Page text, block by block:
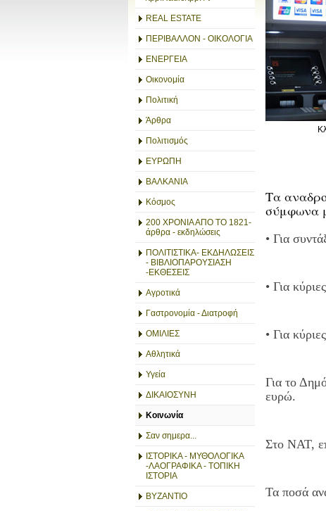
REAL ESTATE
ΠΕΡΙΒΑΛΛΟΝ - ΟΙΚΟΛΟΓΙΑ
ΕΝΕΡΓΕΙΑ
Οικονομία
Πολιτική
Άρθρα
Πολιτισμός
ΕΥΡΩΠΗ
ΒΑΛΚΑΝΙΑ
Κόσμος
200 ΧΡΟΝΙΑ ΑΠΟ ΤΟ 1821-
άρθρα - εκδηλώσεις
ΠΟΛΙΤΙΣΤΙΚΑ- ΕΚΔΗΛΩΣΕΙΣ
- ΒΙΒΛΙΟΠΑΡΟΥΣΙΑΣΗ
-ΕΚΘΕΣΕΙΣ
Αγροτικά
Γαστρονομία - Διατροφή
ΟΜΙΛΙΕΣ
Αθλητικά
Υγεία
ΔΙΚΑΙΟΣΥΝΗ
Κοινωνία
Σαν σημερα...
ΙΣΤΟΡΙΚΑ - ΜΥΘΟΛΟΓΙΚΑ
-ΛΑΟΓΡΑΦΙΚΑ - ΤΟΠΙΚΗ
ΙΣΤΟΡΙΑ
ΒΥΖΑΝΤΙΟ
Τα
σύμφωνα
• Για
• Για
• Για
Για το
ευρώ.
Στο ΝΑΤ,
Τα ποσά